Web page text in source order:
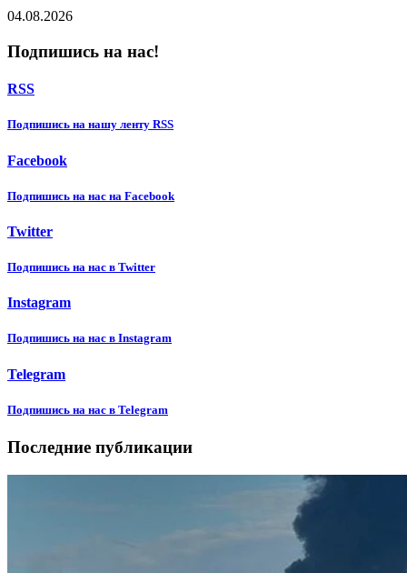
04.08.2026
Подпишись на нас!
RSS
Подпишиcь на нашу ленту RSS
Facebook
Подпишиcь на нас на Facebook
Twitter
Подпишиcь на нас в Twitter
Instagram
Подпишиcь на нас в Instagram
Telegram
Подпишиcь на нас в Telegram
Последние публикации